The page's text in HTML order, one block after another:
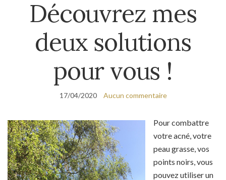
Découvrez mes
deux solutions
pour vous !
17/04/2020 Aucun commentaire
Pour combattre
votre acné, votre
peau grasse, vos
points noirs, vous
pouvez utiliser un